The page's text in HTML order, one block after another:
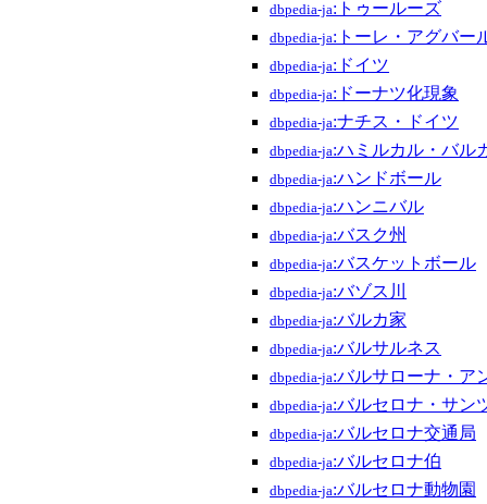
dbpedia-ja:トゥールーズ
dbpedia-ja:トーレ・アグバー
dbpedia-ja:ドイツ
dbpedia-ja:ドーナツ化現象
dbpedia-ja:ナチス・ドイツ
dbpedia-ja:ハミルカル・バル
dbpedia-ja:ハンドボール
dbpedia-ja:ハンニバル
dbpedia-ja:バスク州
dbpedia-ja:バスケットボール
dbpedia-ja:バゾス川
dbpedia-ja:バルカ家
dbpedia-ja:バルサルネス
dbpedia-ja:バルサローナ・ア
dbpedia-ja:バルセロナ・サン
dbpedia-ja:バルセロナ交通局
dbpedia-ja:バルセロナ伯
dbpedia-ja:バルセロナ動物園